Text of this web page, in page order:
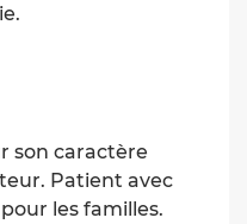
son caractère
Patient avec
les familles.